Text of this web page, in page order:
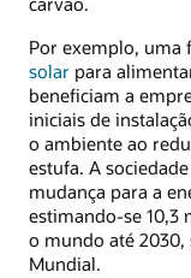
Por exemplo, uma
solar para
beneficiam a
iniciais de
o ambiente ao
estufa. A
mudança para a
estimando-se 10,3
o mundo até
Mundial.